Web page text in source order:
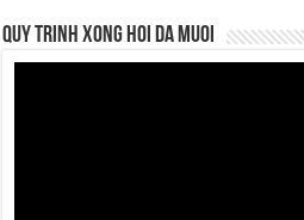
QUY TRINH XONG HOI DA MUOI